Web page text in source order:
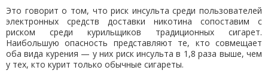
Это говорит о том, что риск инсульта среди пользователей
электронных средств доставки никотина сопоставим с
риском среди курильщиков традиционных сигарет.
Наибольшую опасность представляют те, кто совмещает
оба вида курения — у них риск инсульта в 1,8 раза выше, чем
у тех, кто курит только обычные сигареты.